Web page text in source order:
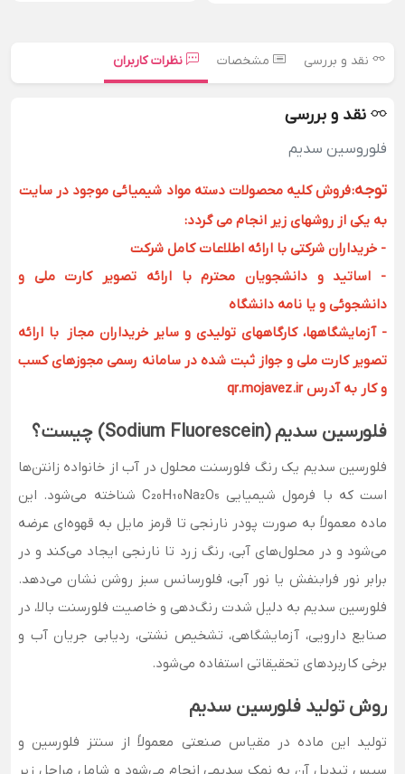
نقد و بررسی مشخصات نظرات کاربران
نقد و بررسی
فلوروسین سدیم
توجه:فروش کلیه محصولات دسته مواد شیمیائی موجود در سایت
به یکی از روشهای زیر انجام می گردد:
- خریداران شرکتی با ارائه اطلاعات کامل شرکت
- اساتید و دانشجویان محترم با ارائه تصویر کارت ملی و
دانشجوئی و یا نامه دانشگاه
- آزمایشگاهها، کارگاههای تولیدی و سایر خریداران مجاز با ارائه
تصویر کارت ملی و جواز ثبت شده در سامانه رسمی مجوزهای کسب
و کار به آدرس qr.mojavez.ir
فلورسین سدیم (Sodium Fluorescein) چیست؟
فلورسین سدیم یک رنگ فلورسنت محلول در آب از خانواده زانتن‌ها
است که با فرمول شیمیایی C₂₀H₁₀Na₂O₅ شناخته می‌شود. این
ماده معمولاً به صورت پودر نارنجی تا قرمز مایل به قهوه‌ای عرضه
می‌شود و در محلول‌های آبی، رنگ زرد تا نارنجی ایجاد می‌کند و در
برابر نور فرابنفش یا نور آبی، فلورسانس سبز روشن نشان می‌دهد.
فلورسین سدیم به دلیل شدت رنگ‌دهی و خاصیت فلورسنت بالا، در
صنایع دارویی، آزمایشگاهی، تشخیص نشتی، ردیابی جریان آب و
برخی کاربردهای تحقیقاتی استفاده می‌شود.
روش تولید فلورسین سدیم
تولید این ماده در مقیاس صنعتی معمولاً از سنتز فلورسین و